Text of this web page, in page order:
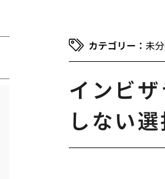
未
インビ
しない